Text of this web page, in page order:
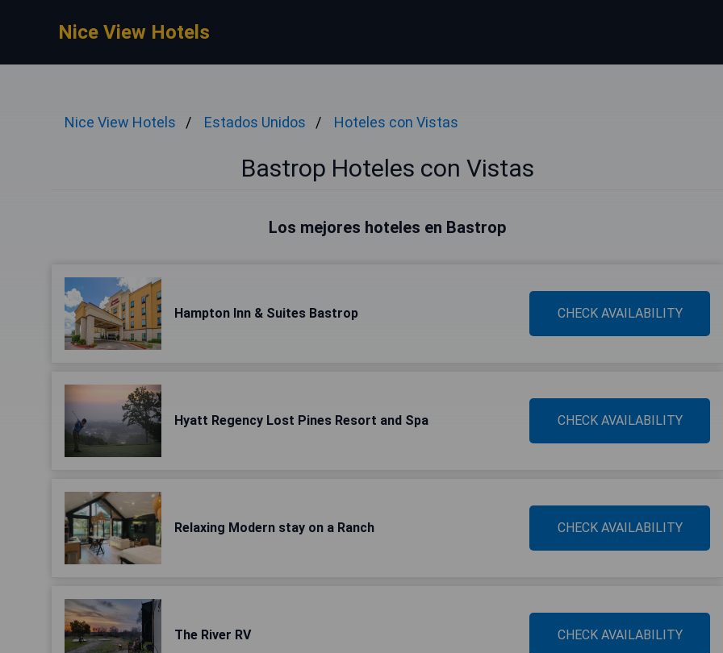
Nice View Hotels
Nice View Hotels Estados Unidos Hoteles con Vistas
Bastrop Hoteles con Vistas
Los mejores hoteles en Bastrop
Hampton Inn & Suites Bastrop CHECK AVAILABILITY
Hyatt Regency Lost Pines Resort and Spa CHECK AVAILABILITY
Relaxing Modern stay on a Ranch CHECK AVAILABILITY
The River RV CHECK AVAILABILITY